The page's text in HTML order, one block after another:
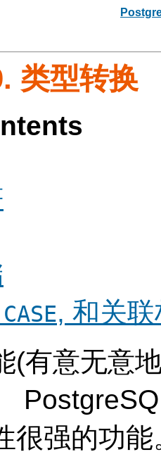
类型转换
CASE, 和关
(有意无意
很强的功能